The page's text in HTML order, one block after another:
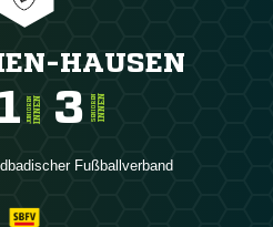
HAUSEN
JUNIORENINNEN 3 SENIORENINNEN
Fußballverband